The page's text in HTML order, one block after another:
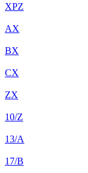
XPZ
AX
BX
CX
ZX
10/Z
13/A
17/B